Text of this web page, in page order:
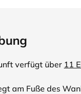
verfügt über 11
am Fuße des